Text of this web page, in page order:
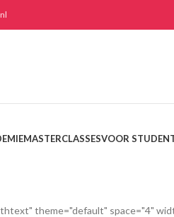
MASTERCLASSESVOOR
theme="default" space="4"